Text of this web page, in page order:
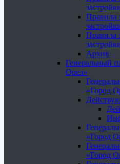
Правила
Правила
Архив
Генеральный
Орел»
«Город
«Город
«Город